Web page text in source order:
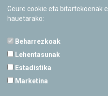
Geure cookie eta bitartekoenak
hauetarako:
Beharrezkoak
Lehentasunak
Estadistika
Marketina